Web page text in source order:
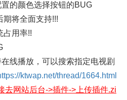
的颜色选择按钮的BUG
将全面支持!!!
用率!!
线播放，可以搜索指定电视剧
ktwap.net/thread/1664.html
去网站后台->插件->上传插件.zi